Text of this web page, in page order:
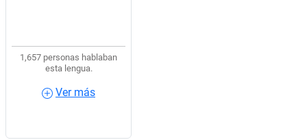
1,657 personas hablaban
esta lengua.
Ver más
Ver más